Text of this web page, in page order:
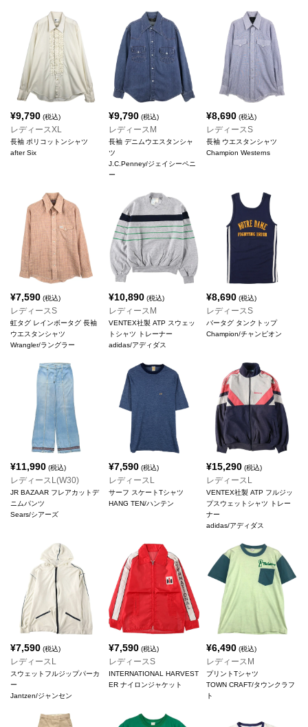
¥9,790 (税込)
レディースXL
長袖 ポリコットンシャツ
after Six
¥9,790(税込)
レディースM
長袖 デニムウエスタンシャ
ツ
J.C.Penney/ジェイシーペニ
ー
¥8,690 (税込)
レディースS
長袖 ウエスタンシャツ
Champion Westerns
¥7,590 (税込)
レディースS
虹タグ レインボータグ 長袖
ウエスタンシャツ
Wrangler/ラングラー
¥10,890(税込)
レディースM
VENTEX社製 ATP スウェッ
トシャツ トレーナー
adidas/アディダス
¥8,690 (税込)
レディースS
バータグ タンクトップ
Champion/チャンピオン
¥11,990 (税込)
レディースL(W30)
JR BAZAAR フレアカットデ
ニムパンツ
Sears/シアーズ
¥7,590(税込)
レディースL
サーフ スケートTシャツ
HANG TEN/ハンテン
¥15,290 (税込)
レディースL
VENTEX社製 ATP フルジッ
プスウェットシャツ トレー
ナー
adidas/アディダス
¥7,590 (税込)
レディースL
スウェットフルジップパーカ
ー
Jantzen/ジャンセン
¥7,590(税込)
レディースS
INTERNATIONAL HARVEST
ER ナイロンジャケット
¥6,490 (税込)
レディースM
プリントTシャツ
TOWN CRAFT/タウンクラフ
ト